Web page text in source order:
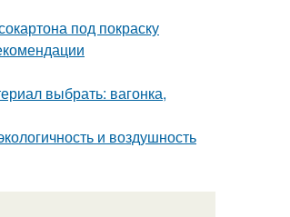
под покраску
выбрать: вагонка,
и воздушность